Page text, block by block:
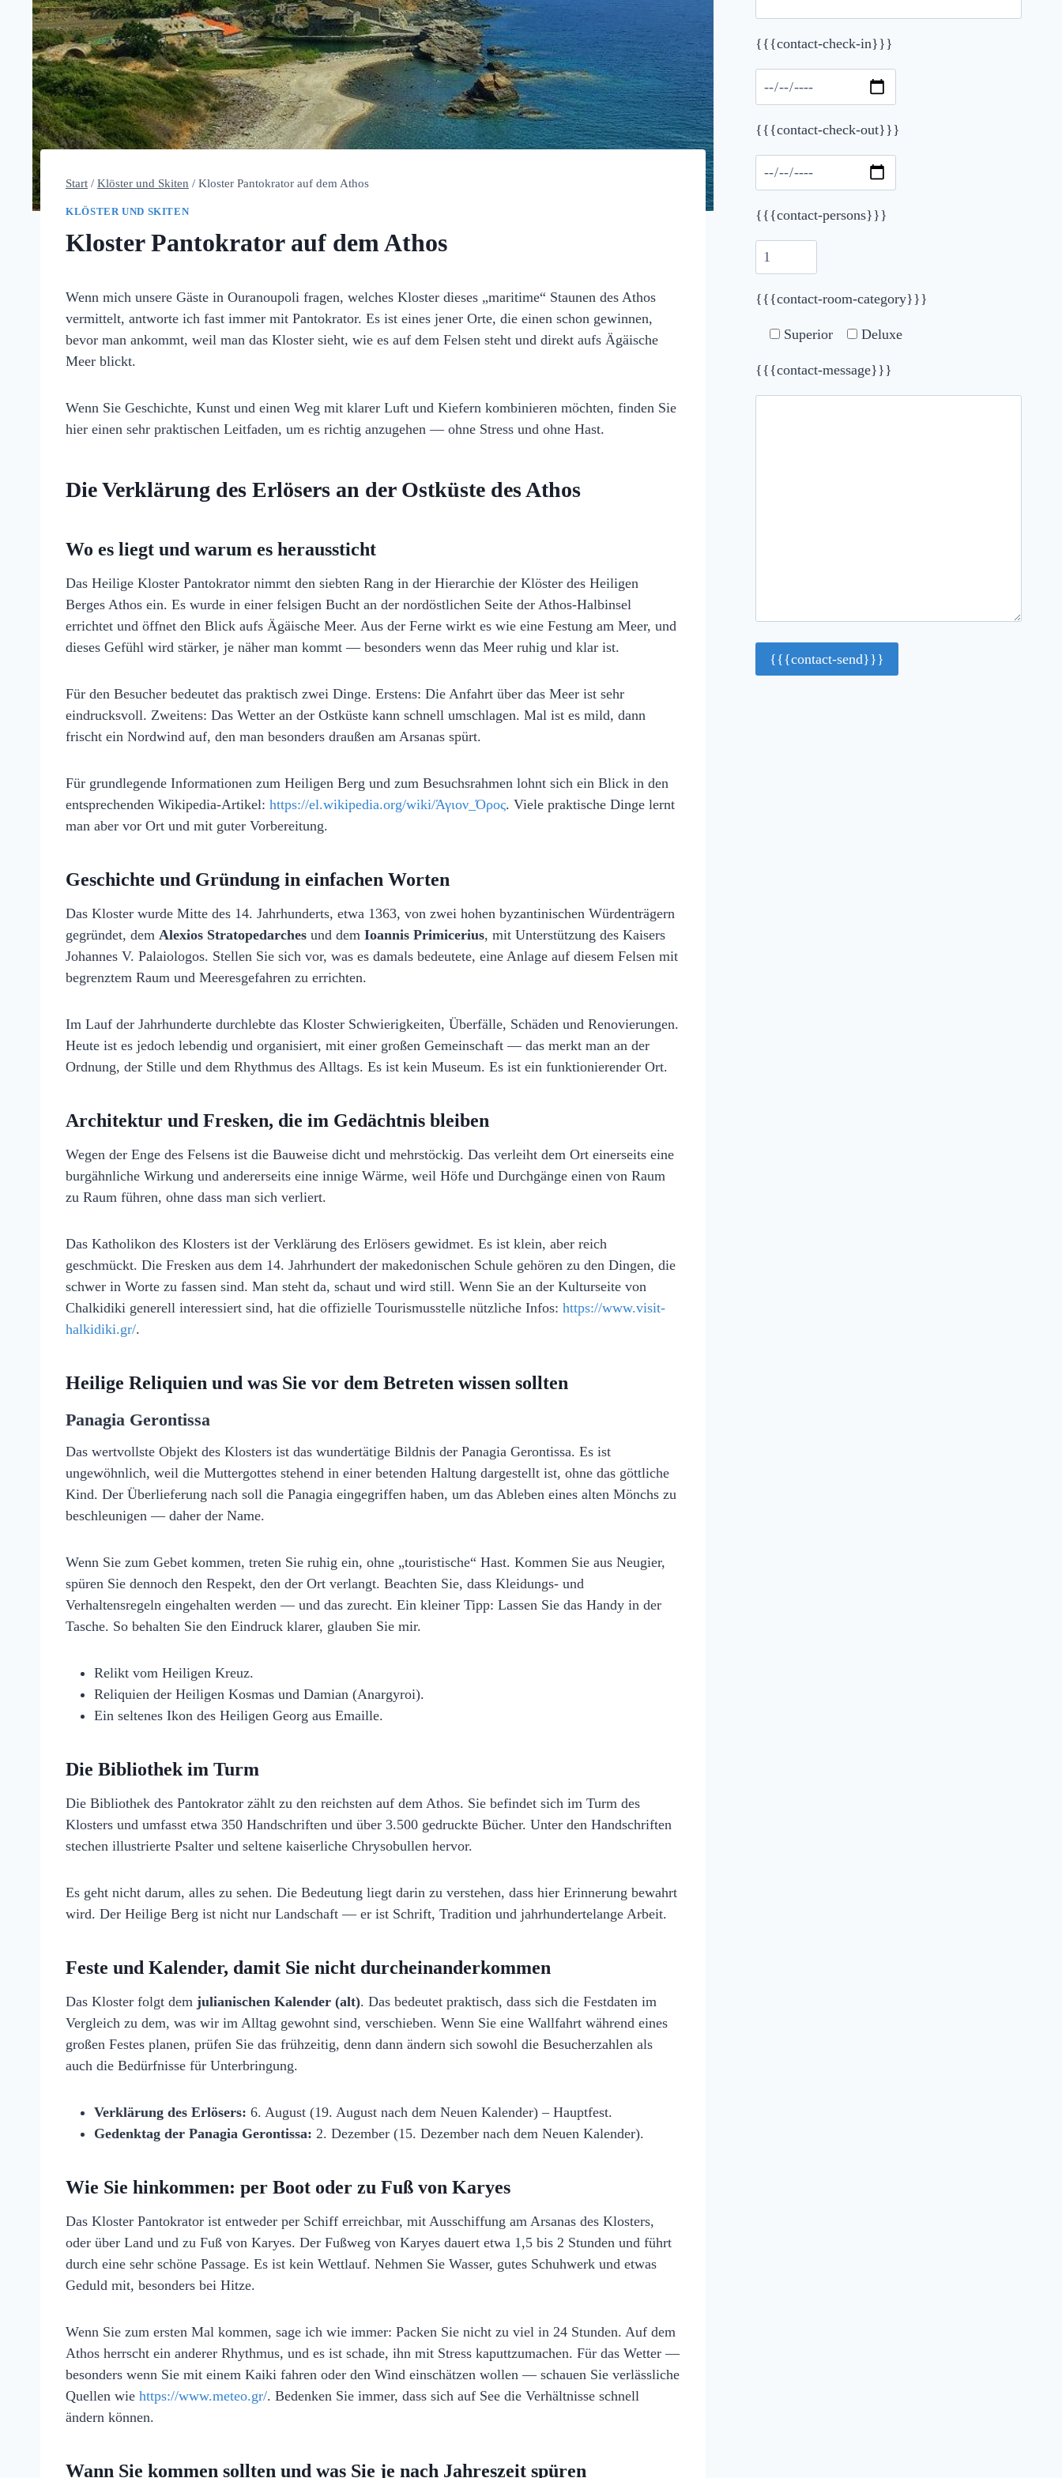
Start / Klöster und Skiten / Kloster Pantokrator auf dem Athos
KLÖSTER UND SKITEN
Kloster Pantokrator auf dem Athos
Wenn mich unsere Gäste in Ouranoupoli fragen, welches Kloster dieses „maritime“ Staunen des Athos
vermittelt, antworte ich fast immer mit Pantokrator. Es ist eines jener Orte, die einen schon gewinnen,
bevor man ankommt, weil man das Kloster sieht, wie es auf dem Felsen steht und direkt aufs Ägäische
Meer blickt.
Wenn Sie Geschichte, Kunst und einen Weg mit klarer Luft und Kiefern kombinieren möchten, finden Sie
hier einen sehr praktischen Leitfaden, um es richtig anzugehen — ohne Stress und ohne Hast.
Die Verklärung des Erlösers an der Ostküste des Athos
Wo es liegt und warum es heraussticht
Das Heilige Kloster Pantokrator nimmt den siebten Rang in der Hierarchie der Klöster des Heiligen
Berges Athos ein. Es wurde in einer felsigen Bucht an der nordöstlichen Seite der Athos-Halbinsel
errichtet und öffnet den Blick aufs Ägäische Meer. Aus der Ferne wirkt es wie eine Festung am Meer, und
dieses Gefühl wird stärker, je näher man kommt — besonders wenn das Meer ruhig und klar ist.
Für den Besucher bedeutet das praktisch zwei Dinge. Erstens: Die Anfahrt über das Meer ist sehr
eindrucksvoll. Zweitens: Das Wetter an der Ostküste kann schnell umschlagen. Mal ist es mild, dann
frischt ein Nordwind auf, den man besonders draußen am Arsanas spürt.
Für grundlegende Informationen zum Heiligen Berg und zum Besuchsrahmen lohnt sich ein Blick in den
entsprechenden Wikipedia‑Artikel: https://el.wikipedia.org/wiki/Άγιον_Όρος. Viele praktische Dinge lernt
man aber vor Ort und mit guter Vorbereitung.
Geschichte und Gründung in einfachen Worten
Das Kloster wurde Mitte des 14. Jahrhunderts, etwa 1363, von zwei hohen byzantinischen Würdenträgern
gegründet, dem Alexios Stratopedarches und dem Ioannis Primicerius, mit Unterstützung des Kaisers
Johannes V. Palaiologos. Stellen Sie sich vor, was es damals bedeutete, eine Anlage auf diesem Felsen mit
begrenztem Raum und Meeresgefahren zu errichten.
Im Lauf der Jahrhunderte durchlebte das Kloster Schwierigkeiten, Überfälle, Schäden und Renovierungen.
Heute ist es jedoch lebendig und organisiert, mit einer großen Gemeinschaft — das merkt man an der
Ordnung, der Stille und dem Rhythmus des Alltags. Es ist kein Museum. Es ist ein funktionierender Ort.
Architektur und Fresken, die im Gedächtnis bleiben
Wegen der Enge des Felsens ist die Bauweise dicht und mehrstöckig. Das verleiht dem Ort einerseits eine
burgähnliche Wirkung und andererseits eine innige Wärme, weil Höfe und Durchgänge einen von Raum
zu Raum führen, ohne dass man sich verliert.
Das Katholikon des Klosters ist der Verklärung des Erlösers gewidmet. Es ist klein, aber reich
geschmückt. Die Fresken aus dem 14. Jahrhundert der makedonischen Schule gehören zu den Dingen, die
schwer in Worte zu fassen sind. Man steht da, schaut und wird still. Wenn Sie an der Kulturseite von
Chalkidiki generell interessiert sind, hat die offizielle Tourismusstelle nützliche Infos: https://www.visit-
halkidiki.gr/.
Heilige Reliquien und was Sie vor dem Betreten wissen sollten
Panagia Gerontissa
Das wertvollste Objekt des Klosters ist das wundertätige Bildnis der Panagia Gerontissa. Es ist
ungewöhnlich, weil die Muttergottes stehend in einer betenden Haltung dargestellt ist, ohne das göttliche
Kind. Der Überlieferung nach soll die Panagia eingegriffen haben, um das Ableben eines alten Mönchs zu
beschleunigen — daher der Name.
Wenn Sie zum Gebet kommen, treten Sie ruhig ein, ohne „touristische“ Hast. Kommen Sie aus Neugier,
spüren Sie dennoch den Respekt, den der Ort verlangt. Beachten Sie, dass Kleidungs‑ und
Verhaltensregeln eingehalten werden — und das zurecht. Ein kleiner Tipp: Lassen Sie das Handy in der
Tasche. So behalten Sie den Eindruck klarer, glauben Sie mir.
Relikt vom Heiligen Kreuz.
Reliquien der Heiligen Kosmas und Damian (Anargyroi).
Ein seltenes Ikon des Heiligen Georg aus Emaille.
Die Bibliothek im Turm
Die Bibliothek des Pantokrator zählt zu den reichsten auf dem Athos. Sie befindet sich im Turm des
Klosters und umfasst etwa 350 Handschriften und über 3.500 gedruckte Bücher. Unter den Handschriften
stechen illustrierte Psalter und seltene kaiserliche Chrysobullen hervor.
Es geht nicht darum, alles zu sehen. Die Bedeutung liegt darin zu verstehen, dass hier Erinnerung bewahrt
wird. Der Heilige Berg ist nicht nur Landschaft — er ist Schrift, Tradition und jahrhundertelange Arbeit.
Feste und Kalender, damit Sie nicht durcheinanderkommen
Das Kloster folgt dem julianischen Kalender (alt). Das bedeutet praktisch, dass sich die Festdaten im
Vergleich zu dem, was wir im Alltag gewohnt sind, verschieben. Wenn Sie eine Wallfahrt während eines
großen Festes planen, prüfen Sie das frühzeitig, denn dann ändern sich sowohl die Besucherzahlen als
auch die Bedürfnisse für Unterbringung.
Verklärung des Erlösers: 6. August (19. August nach dem Neuen Kalender) – Hauptfest.
Gedenktag der Panagia Gerontissa: 2. Dezember (15. Dezember nach dem Neuen Kalender).
Wie Sie hinkommen: per Boot oder zu Fuß von Karyes
Das Kloster Pantokrator ist entweder per Schiff erreichbar, mit Ausschiffung am Arsanas des Klosters,
oder über Land und zu Fuß von Karyes. Der Fußweg von Karyes dauert etwa 1,5 bis 2 Stunden und führt
durch eine sehr schöne Passage. Es ist kein Wettlauf. Nehmen Sie Wasser, gutes Schuhwerk und etwas
Geduld mit, besonders bei Hitze.
Wenn Sie zum ersten Mal kommen, sage ich wie immer: Packen Sie nicht zu viel in 24 Stunden. Auf dem
Athos herrscht ein anderer Rhythmus, und es ist schade, ihn mit Stress kaputtzumachen. Für das Wetter —
besonders wenn Sie mit einem Kaiki fahren oder den Wind einschätzen wollen — schauen Sie verlässliche
Quellen wie https://www.meteo.gr/. Bedenken Sie immer, dass sich auf See die Verhältnisse schnell
ändern können.
Wann Sie kommen sollten und was Sie je nach Jahreszeit spüren
Please leave this field empty.
{{{contact-check-in}}}
{{{contact-check-out}}}
{{{contact-persons}}}
{{{contact-room-category}}}
Superior Deluxe
{{{contact-message}}}